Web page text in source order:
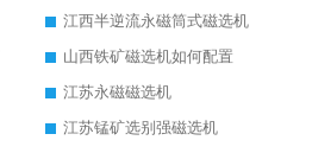
江西半逆流永磁筒式磁选机
山西铁矿磁选机如何配置
江苏永磁磁选机
江苏锰矿选别强磁选机